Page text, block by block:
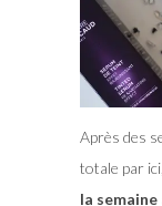
Après des
totale par ici,
la semaine